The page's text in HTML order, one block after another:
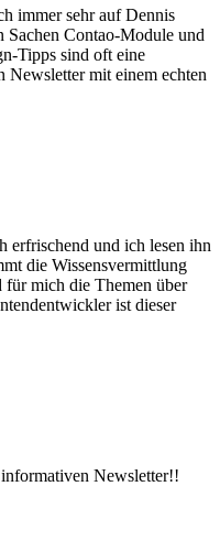
immer sehr auf Dennis
Sachen Contao-Module und
Tipps sind oft eine
mit einem echten
und ich lesen ihn
die Wissensvermittlung
mich die Themen über
ist dieser
Newsletter!!